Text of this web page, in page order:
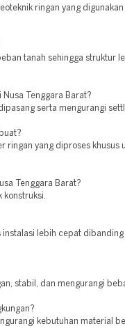
ringan yang
tanah sehingga struktur
Nusa Tenggara Barat?
serta mengurangi
ringan yang diproses khusus
Tenggara Barat?
konstruksi.
instalasi lebih cepat
stabil, dan mengurangi
kebutuhan material